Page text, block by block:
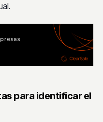
para identificar el